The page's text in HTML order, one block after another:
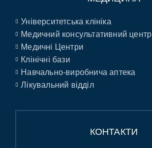
Університетська клініка
Медичний консультативний центр
Медичні Центри
Клінічні бази
Навчально-виробнича аптека
Лікувальний відділ
КОНТАКТИ